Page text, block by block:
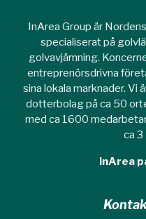
InArea Group är
specialiserat på
golvavjämning.
entreprenörsdrivna
sina lokala marknader. Vi
dotterbolag på ca 50
med ca 1600
ca 3
InArea